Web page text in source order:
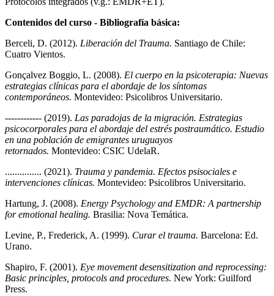
Contenidos del curso - Bibliografía básica:
Berceli, D. (2012). Liberación del Trauma. Santiago de Chile:
Cuatro Vientos.
Gonçalvez Boggio, L. (2008). El cuerpo en la psicoterapia: Nuevas
estrategias clínicas para el abordaje de los síntomas
contemporáneos. Montevideo: Psicolibros Universitario.
------------ (2019). Las paradojas de la migración. Estrategias
psicocorporales para el abordaje del estrés postraumático. Estudio
en una población de emigrantes uruguayos
retornados. Montevideo: CSIC UdelaR.
............... (2021). Trauma y pandemia. Efectos psisociales e
intervenciones clínicas. Montevideo: Psicolibros Universitario.
Hartung, J. (2008). Energy Psychology and EMDR: A partnership
for emotional healing. Brasilia: Nova Temática.
Levine, P., Frederick, A. (1999). Curar el trauma. Barcelona: Ed.
Urano.
Shapiro, F. (2001). Eye movement desensitization and reprocessing:
Basic principles, protocols and procedures. New York: Guilford
Press.